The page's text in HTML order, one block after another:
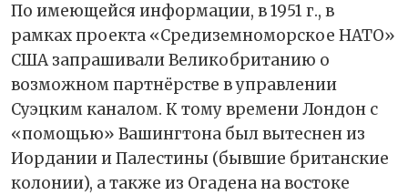
По имеющейся информации, в 1951 г., в
рамках проекта «Средиземноморское НАТО»
США запрашивали Великобританию о
возможном партнёрстве в управлении
Суэцким каналом. К тому времени Лондон с
«помощью» Вашингтона был вытеснен из
Иордании и Палестины (бывшие британские
колонии), а также из Огадена на востоке